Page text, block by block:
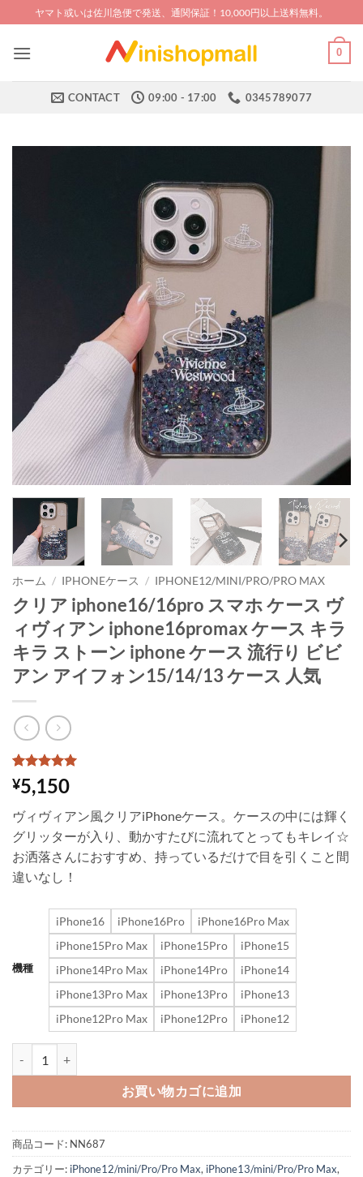
to
content
ヤマト或いは佐川急便で発送、通関保証！10,000円以上送料無料。
0
CONTACT 09:00 - 17:00 0345789077
ホーム / IPHONEケース / IPHONE12/MINI/PRO/PRO MAX
クリア iphone16/16pro スマホ ケース ヴ
ィヴィアン iphone16promax ケース キラ
キラ ストーン iphone ケース 流行り ビビ
アン アイフォン15/14/13 ケース 人気
1
件の利用者
評価に基づ
価のうち、
5点
¥5,150
ヴィヴィアン風クリアiPhoneケース。ケースの中には輝く
グリッターが入り、動かすたびに流れてとってもキレイ☆
お洒落さんにおすすめ、持っているだけで目を引くこと間
違いなし！
機種
iPhone16 iPhone16Pro
iPhone16Pro Max
iPhone15Pro Max
iPhone15Pro
iPhone15
iPhone14Pro Max
iPhone14Pro
iPhone14
iPhone13Pro Max
iPhone13Pro
iPhone13
iPhone12Pro Max
iPhone12Pro iPhone12
お買い物カゴに追加
商品コード: NN687
カテゴリー: iPhone12/mini/Pro/Pro Max, iPhone13/mini/Pro/Pro Max,